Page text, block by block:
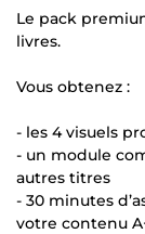
Le pack
livres.
Vous obtenez :
- les 4 visuels
- un module
autres titres
- 30 minutes
votre contenu